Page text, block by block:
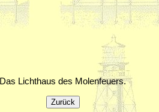
Das Lichthaus des Molenfeuers.